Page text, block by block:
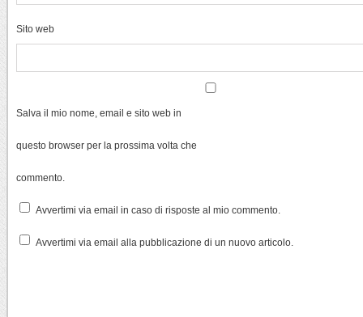
Sito web
Salva il mio nome, email e sito web in
questo browser per la prossima volta che
commento.
Avvertimi via email in caso di risposte al mio commento.
Avvertimi via email alla pubblicazione di un nuovo articolo.